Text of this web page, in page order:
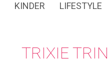
KINDER LIFESTYLE
TRIXIE